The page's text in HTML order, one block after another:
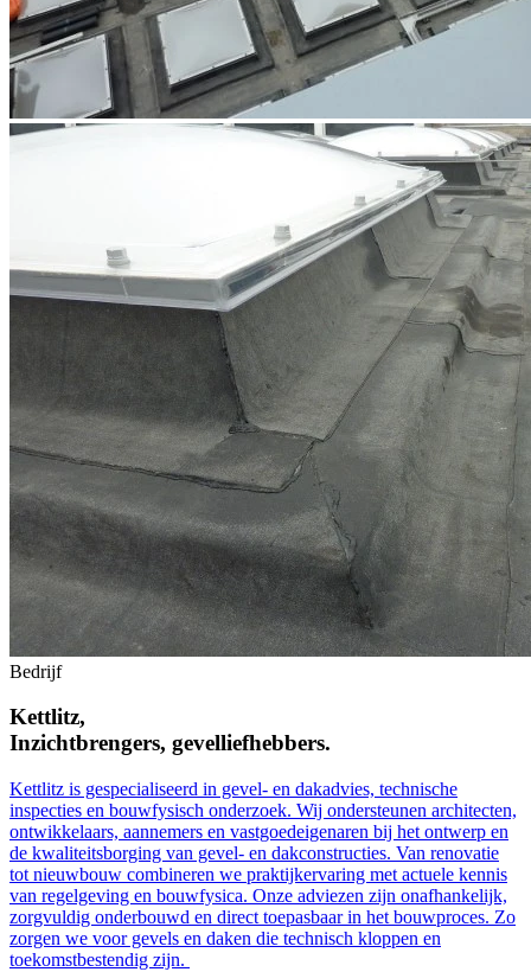
Bedrijf
Kettlitz,
Inzichtbrengers, gevelliefhebbers.
Kettlitz is gespecialiseerd in gevel- en dakadvies, technische
inspecties en bouwfysisch onderzoek. Wij ondersteunen architecten,
ontwikkelaars, aannemers en vastgoedeigenaren bij het ontwerp en
de kwaliteitsborging van gevel- en dakconstructies. Van renovatie
tot nieuwbouw combineren we praktijkervaring met actuele kennis
van regelgeving en bouwfysica. Onze adviezen zijn onafhankelijk,
zorgvuldig onderbouwd en direct toepasbaar in het bouwproces. Zo
zorgen we voor gevels en daken die technisch kloppen en
toekomstbestendig zijn.